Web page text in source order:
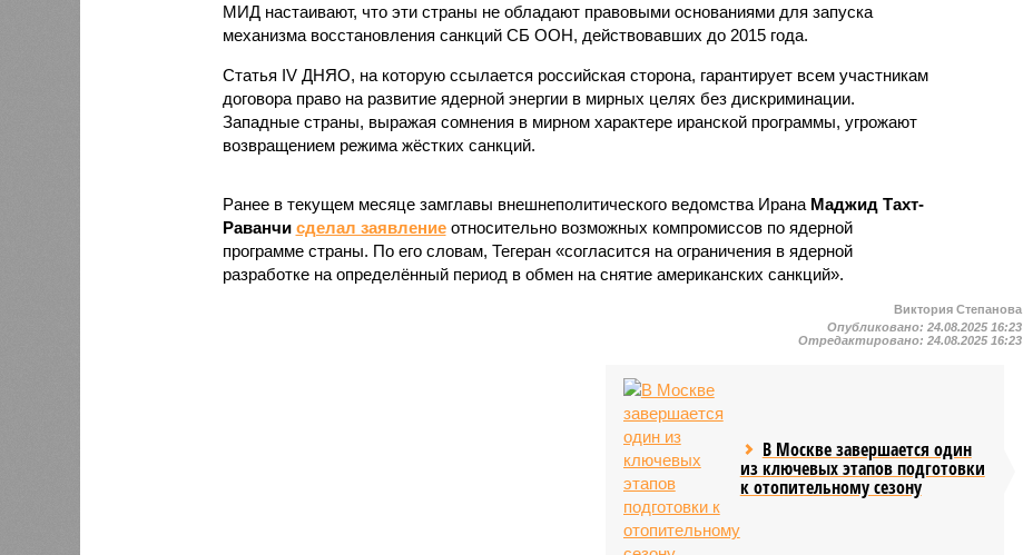
МИД настаивают, что эти страны не обладают правовыми основаниями для запуска
механизма восстановления санкций СБ ООН, действовавших до 2015 года.
Статья IV ДНЯО, на которую ссылается российская сторона, гарантирует всем участникам
договора право на развитие ядерной энергии в мирных целях без дискриминации.
Западные страны, выражая сомнения в мирном характере иранской программы, угрожают
возвращением режима жёстких санкций.
Ранее в текущем месяце замглавы внешнеполитического ведомства Ирана Маджид Тахт-
Раванчи сделал заявлениеотносительно возможных компромиссов по ядерной
программе страны. По его словам, Тегеран «согласится на ограничения в ядерной
разработке на определённый период в обмен на снятие американских санкций».
Виктория Степанова
Опубликовано:24.08.2025 16:23
Отредактировано:24.08.2025 16:23
В Москве завершается один
из ключевых этапов подготовки
к отопительному сезону